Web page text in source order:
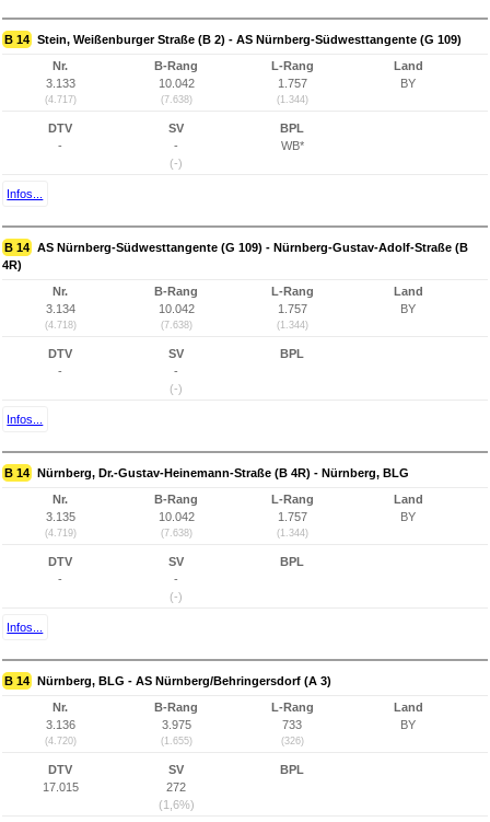
B 14 Stein, Weißenburger Straße (B 2) - AS Nürnberg-Südwesttangente (G 109)
Nr.
3.133
(4.717)
B-Rang
10.042
(7.638)
L-Rang
1.757
(1.344)
Land
BY
DTV
-
SV
-
(-)
BPL
WB*
Infos...
B 14 AS Nürnberg-Südwesttangente (G 109) - Nürnberg-Gustav-Adolf-Straße (B
4R)
Nr.
3.134
(4.718)
B-Rang
10.042
(7.638)
L-Rang
1.757
(1.344)
Land
BY
DTV
-
SV
-
(-)
BPL
Infos...
B 14 Nürnberg, Dr.-Gustav-Heinemann-Straße (B 4R) - Nürnberg, BLG
Nr.
3.135
(4.719)
B-Rang
10.042
(7.638)
L-Rang
1.757
(1.344)
Land
BY
DTV
-
SV
-
(-)
BPL
Infos...
B 14 Nürnberg, BLG - AS Nürnberg/Behringersdorf (A 3)
Nr.
3.136
(4.720)
B-Rang
3.975
(1.655)
L-Rang
733
(326)
Land
BY
DTV
17.015
SV
272
(1,6%)
BPL